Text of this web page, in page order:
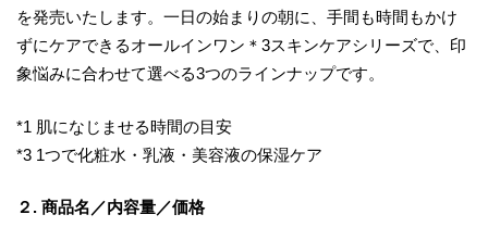
を発売いたします。一日の始まりの朝に、手間も時間もかけ
ずにケアできるオールインワン＊3スキンケアシリーズで、印
象悩みに合わせて選べる3つのラインナップです。
*1 肌になじませる時間の目安
*3 1つで化粧水・乳液・美容液の保湿ケア
２. 商品名／内容量／価格